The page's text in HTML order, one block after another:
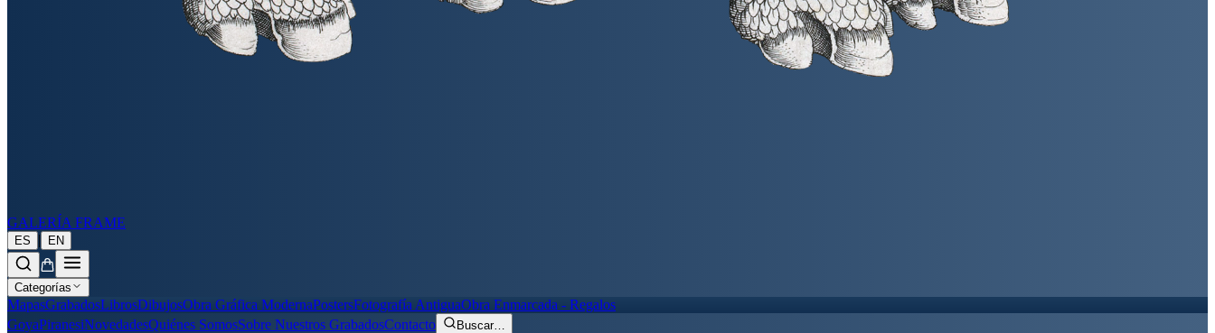
GALERÍA FRAME
ES | EN
Categorías
MapasGrabadosLibrosDibujosObra Gráfica ModernaPostersFotografía AntiguaObra Enmarcada - Regalos
GoyaPiranesiNovedadesQuiénes SomosSobre Nuestros GrabadosContacto Buscar…